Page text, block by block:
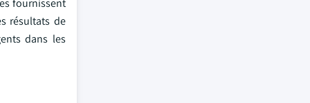
fournissent
résultats de
dans les